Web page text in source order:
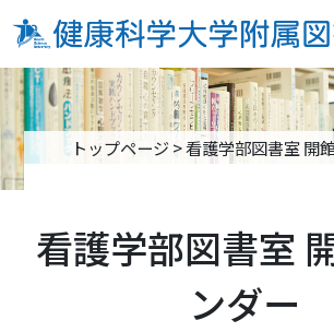
トップページ >看護学部図書室 開
看護学部図書室
ンダー